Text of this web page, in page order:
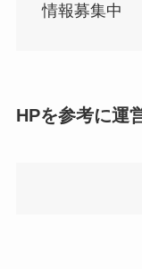
情報募集中
HPを参考に運